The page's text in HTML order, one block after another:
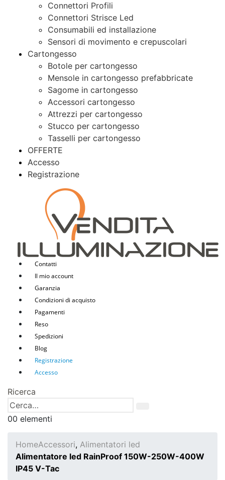
Connettori Profili
Connettori Strisce Led
Consumabili ed installazione
Sensori di movimento e crepuscolari
Cartongesso
Botole per cartongesso
Mensole in cartongesso prefabbricate
Sagome in cartongesso
Accessori cartongesso
Attrezzi per cartongesso
Stucco per cartongesso
Tasselli per cartongesso
OFFERTE
Accesso
Registrazione
Contatti
Il mio account
Garanzia
Condizioni di acquisto
Pagamenti
Reso
Spedizioni
Blog
Registrazione
Accesso
Ricerca
00 elementi
HomeAccessori, Alimentatori led
Alimentatore led RainProof 150W-250W-400W
IP45 V-Tac